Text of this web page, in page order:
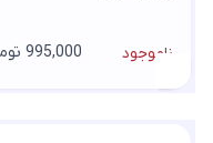
ناموجود 995,000 تومانء